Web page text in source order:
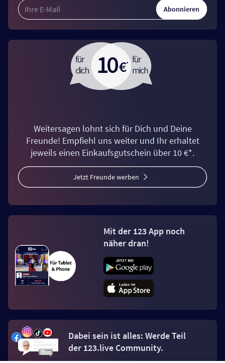
Abonnieren
Weitersagen lohnt sich für Dich und Deine
Freunde! Empfiehl uns weiter und Ihr erhaltet
jeweils einen Einkaufsgutschein über 10 €*.
Jetzt Freunde werben
Mit der 123 App noch
näher dran!
Dabei sein ist alles: Werde Teil
der 123.live Community.